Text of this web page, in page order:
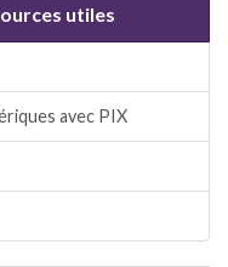
utiles
avec PIX